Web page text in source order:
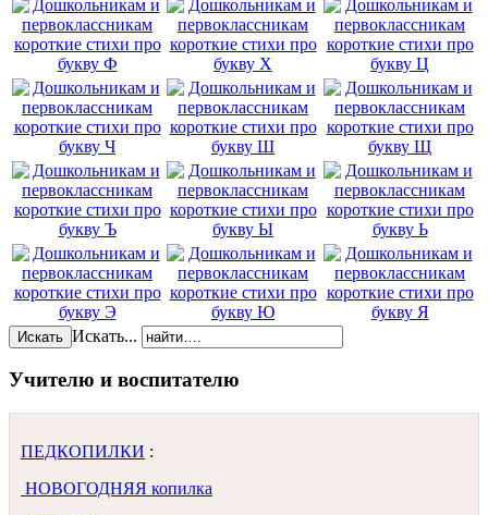
Искать Искать...
Учителю и воспитателю
ПЕДКОПИЛКИ :
НОВОГОДНЯЯ копилка